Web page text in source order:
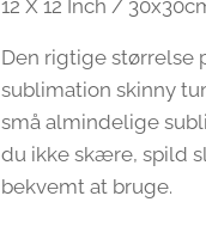
12 X 12 Inch /
Den rigtige størrelse
sublimation skinny
små almindelige
du ikke skære, spild
bekvemt at bruge.